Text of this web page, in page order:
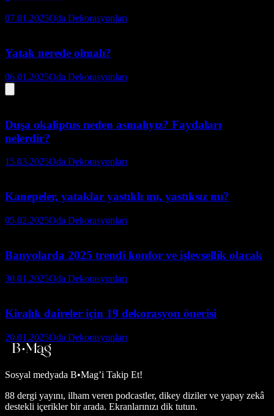
07.01.2025Oda Dekorasyonları
Yatak nerede olmalı?
06.01.2025Oda Dekorasyonları
Duşa okaliptus neden asmalıyız? Faydaları
nelerdir?
15.03.2025Oda Dekorasyonları
Kanepeler, yataklar yastıklı mı, yastıksız mı?
05.02.2025Oda Dekorasyonları
Banyolarda 2025 trendi konfor ve işlevsellik olacak
30.01.2025Oda Dekorasyonları
Kiralık daireler için 19 dekorasyon önerisi
20.01.2025Oda Dekorasyonları
Sosyal medyada B•Mag’i Takip Et!
88 dergi yayını, ilham veren podcastler, dikey diziler ve yapay zekâ
destekli içerikler bir arada. Ekranlarınızı dik tutun.